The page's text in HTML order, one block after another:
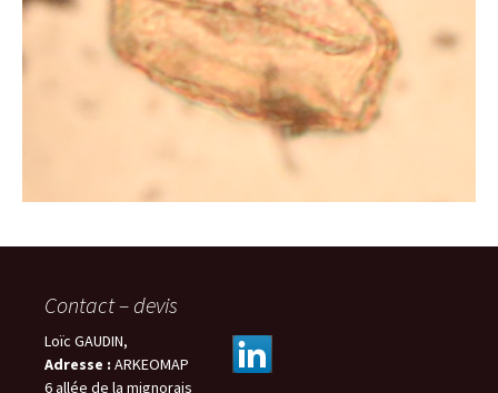
Contact – devis
Loïc GAUDIN,
Adresse : ARKEOMAP
6 allée de la mignorais